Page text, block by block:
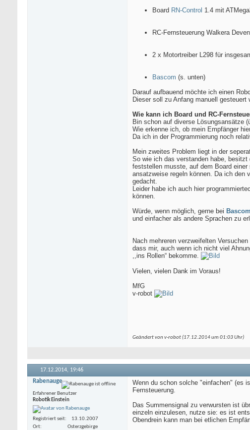
Board RN-Control 1.4 mit
RC-Fernsteuerung Walkera
2 x Motortreiber L298 für
Bascom (s. unten)
Darauf aufbauend möchte ich einen
Dieser soll zu Anfang manuell
Wie kann ich Board und RC-
Bin schon auf diverse Lösungsansätze
Wie erkenne ich, ob mein Empfänger
Da ich in der Programmierung noch
Mein zweites Problem liegt in der
So wie ich das verstanden habe,
feststellen musste, auf dem Board
ansatzweise regeln können. Da ich den
gedacht.
Leider habe ich auch hier
können.
Würde, wenn möglich, gerne bei Bascom
und einfacher als andere Sprachen zu
Nach mehreren verzweifelten
dass mir, auch wenn ich nicht viel
,,ins Rollen“ bekomme.
Vielen, vielen Dank im Voraus!
MfG
v-robot
Geändert von v-robot (17.12.2014 um 01:03Uhr)
17.12.2014, 19:46
Rabenauge
Erfahrener Benutzer
Robotik Einstein
Registriert seit
13.10.2007
Ort
Osterzgebirge
Wenn du schon solche "einfachen" (es
Fernsteuerung.
Das Summensignal zu verwursten ist
einzeln einzulesen, nutze sie: es ist
Obendrein kann man bei etlichen